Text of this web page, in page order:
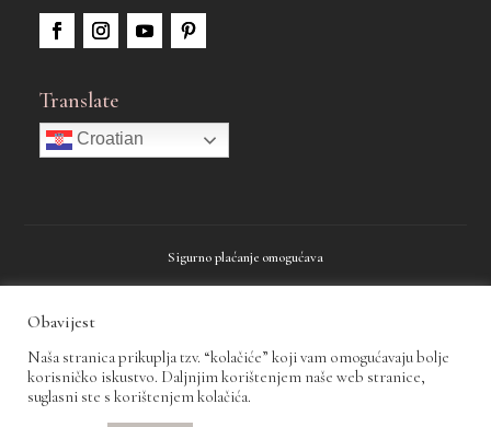
Translate
Croatian
Sigurno plaćanje omogućava
Obavijest
Naša stranica prikuplja tzv. “kolačiće” koji vam omogućavaju bolje
korisničko iskustvo. Daljnjim korištenjem naše web stranice,
suglasni ste s korištenjem kolačića.